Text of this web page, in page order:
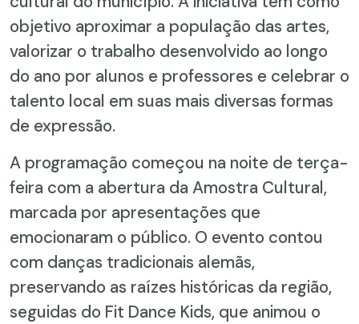
objetivo aproximar a população das artes,
valorizar o trabalho desenvolvido ao longo
do ano por alunos e professores e celebrar o
talento local em suas mais diversas formas
de expressão.
A programação começou na noite de terça-
feira com a abertura da Amostra Cultural,
marcada por apresentações que
emocionaram o público. O evento contou
com danças tradicionais alemãs,
preservando as raízes históricas da região,
seguidas do Fit Dance Kids, que animou o